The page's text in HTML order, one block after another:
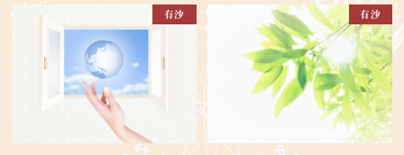
有沙 有沙